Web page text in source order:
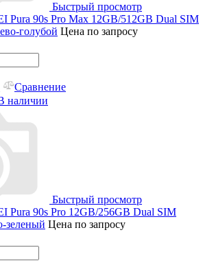
Быстрый просмотр
Pura 90s Pro Max 12GB/512GB Dual SIM
голубой Цена по запросу
Сравнение
наличии
Быстрый просмотр
Pura 90s Pro 12GB/256GB Dual SIM
зеленый Цена по запросу